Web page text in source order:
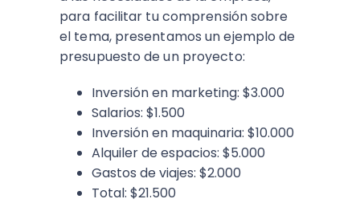
para facilitar tu comprensión sobre
el tema, presentamos un ejemplo de
presupuesto de un proyecto:
Inversión en marketing: $3.000
Salarios: $1.500
Inversión en maquinaria: $10.000
Alquiler de espacios: $5.000
Gastos de viajes: $2.000
Total: $21.500